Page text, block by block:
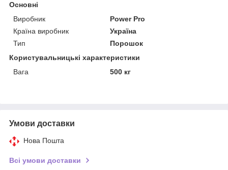
Основні
Виробник
Power Pro
Країна виробник
Україна
Тип
Порошок
Користувальницькі характеристики
Вага
500 кг
Умови доставки
Нова Пошта
Всі умови доставки